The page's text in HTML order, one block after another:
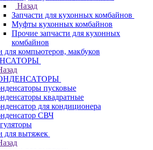
Назад
Запчасти для кухонных комбайнов
Муфты кухонных комбайнов
Прочие запчасти для кухонных
комбайнов
для компьютеров, макбуков
пусковые
квадратные
для кондиционера
СВЧ
для вытяжек